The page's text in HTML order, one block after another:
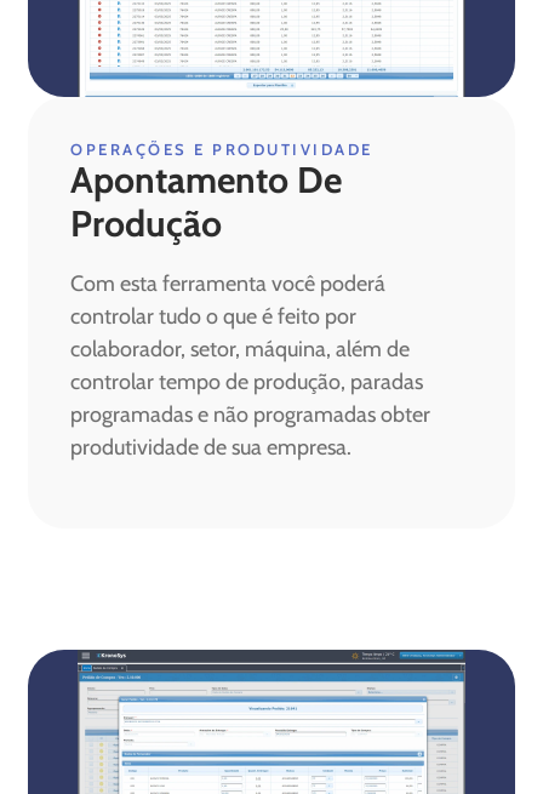
OPERAÇÕES E PRODUTIVIDADE
Apontamento De
Produção
Com esta ferramenta você poderá
controlar tudo o que é feito por
colaborador, setor, máquina, além de
controlar tempo de produção, paradas
programadas e não programadas obter
produtividade de sua empresa.